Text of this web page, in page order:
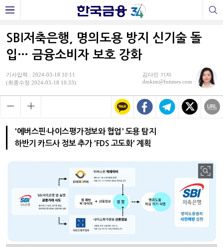
SBI저축은행, 명의도용 방지 신기술 돌
입… 금융소비자 보호 강화
기사입력 : 2024-03-18 10:11
(최종수정 2024-03-18 10:33)
김다민 기자
dmkim@fntimes.com
'에버스핀·나이스평가정보와 협업' 도용 탐지
하반기 카드사 정보 추가 'FDS 고도화' 계획